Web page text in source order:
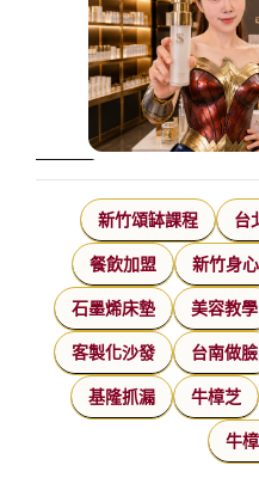
新竹頌缽課程 台
餐飲加盟 新竹身
石墨烯床墊 美容教學
客製化沙發 台南做臉
基隆抓漏 牛樟芝
牛